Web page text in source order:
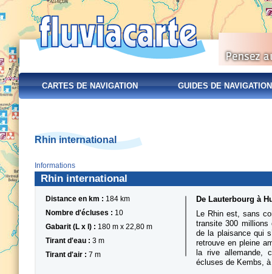
CARTES DE NAVIGATION GUIDES DE NAVIGATION
Rhin international
Informations
Rhin international
Distance en km : 184 km
Nombre d'écluses : 10
Gabarit (L x l) : 180 m x 22,80 m
Tirant d'eau : 3 m
Tirant d'air : 7 m
De Lauterbourg à
Le Rhin est, sans
transite 300
de la plaisance qui
retrouve en pleine
la rive allemande,
écluses de Kembs,